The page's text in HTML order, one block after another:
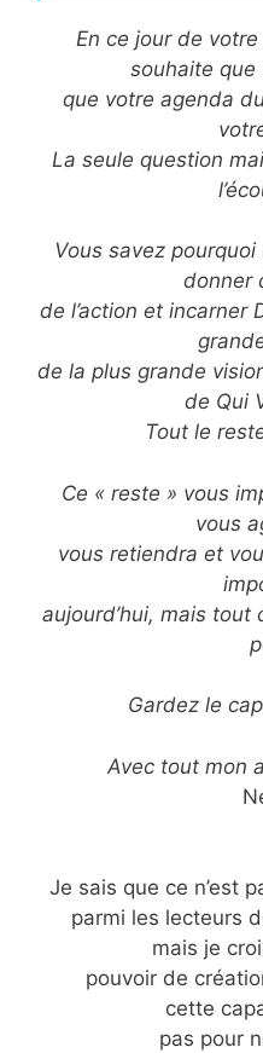
En ce jour de
souhaite que
que votre agenda
La seule question
Vous savez
donner
de l’action et incarner
de la plus grande
de Qui
Tout le
Ce « reste » vous
vous
vous retiendra et
aujourd’hui, mais tout
Gardez le
Avec tout mon
Je sais que ce n’est
parmi les lecteurs
mais je
pouvoir de
cette
pas pour